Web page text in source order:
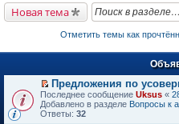
Новая тема
Отметить темы как
П
е
р
Предложения по
Последнее сообщение Uksus «
Добавлено в разделе Вопросы к
Ответы: 32